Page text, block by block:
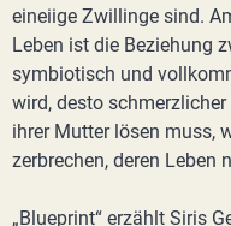
eineiige Zwillinge sind.
Leben ist die Beziehung
symbiotisch und
wird, desto
ihrer Mutter lösen muss,
zerbrechen, deren Leben
„Blueprint“ erzählt Siris